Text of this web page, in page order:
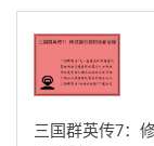
三国群英传7：